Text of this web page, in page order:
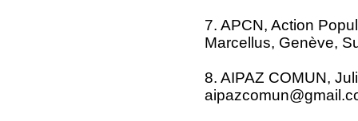
7. APCN, Action
Marcellus, Genève,
8. AIPAZ COMUN,